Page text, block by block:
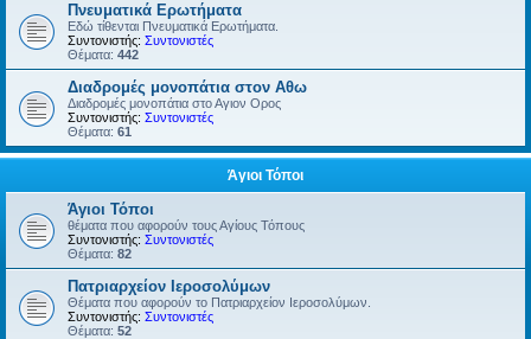
Πνευματικά Ερωτήματα
Εδώ τίθενται Πνευματικά Ερωτήματα.
Συντονιστής: Συντονιστές
Θέματα: 442
Διαδρομές μονοπάτια στον Αθω
Διαδρομές μονοπάτια στο Αγιον Ορος
Συντονιστής: Συντονιστές
Θέματα: 61
Άγιοι Τόποι
Άγιοι Τόποι
θέματα που αφορούν τους Αγίους Τόπους
Συντονιστής: Συντονιστές
Θέματα: 82
Πατριαρχείον Ιεροσολύμων
Θέματα που αφορούν το Πατριαρχείον Ιεροσολύμων.
Συντονιστής: Συντονιστές
Θέματα: 52